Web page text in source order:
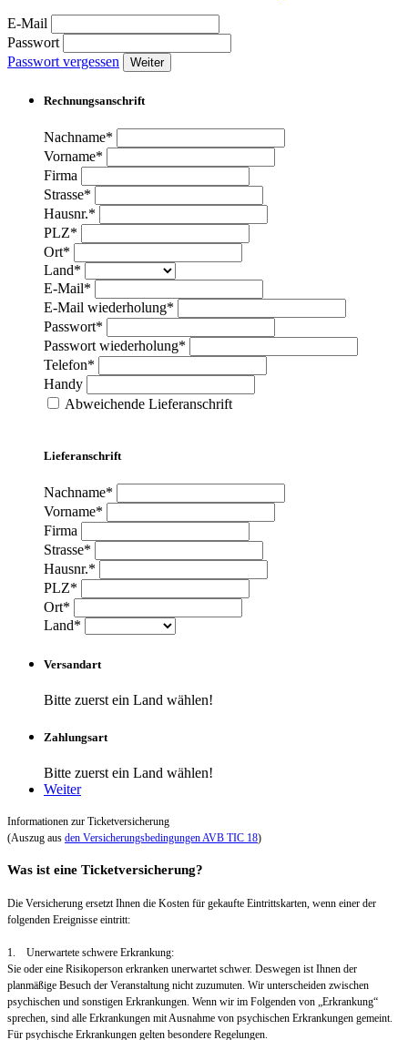
E-Mail
Passwort
Passwort vergessen
Weiter
Rechnungsanschrift
Nachname*
Vorname*
Firma
Strasse*
Hausnr.*
PLZ*
Ort*
Land*
E-Mail*
E-Mail wiederholung*
Passwort*
Passwort wiederholung*
Telefon*
Handy
Abweichende Lieferanschrift
Lieferanschrift
Nachname*
Vorname*
Firma
Strasse*
Hausnr.*
PLZ*
Ort*
Land*
Versandart
Bitte zuerst ein Land wählen!
Zahlungsart
Bitte zuerst ein Land wählen!
Weiter
Informationen zur Ticketversicherung
(Auszug aus den Versicherungsbedingungen AVB TIC 18)
Was ist eine Ticketversicherung?
Die Versicherung ersetzt Ihnen die Kosten für gekaufte Eintrittskarten, wenn einer der
folgenden Ereignisse eintritt:
1. Unerwartete schwere Erkrankung:
Sie oder eine Risikoperson erkranken unerwartet schwer. Deswegen ist Ihnen der
planmäßige Besuch der Veranstaltung nicht zuzumuten. Wir unterscheiden zwischen
psychischen und sonstigen Erkrankungen. Wenn wir im Folgenden von „Erkrankung“
sprechen, sind alle Erkrankungen mit Ausnahme von psychischen Erkrankungen gemeint.
Für psychische Erkrankungen gelten besondere Regelungen.